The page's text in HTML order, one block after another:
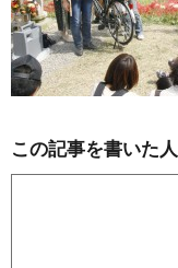
この記事を書いた人